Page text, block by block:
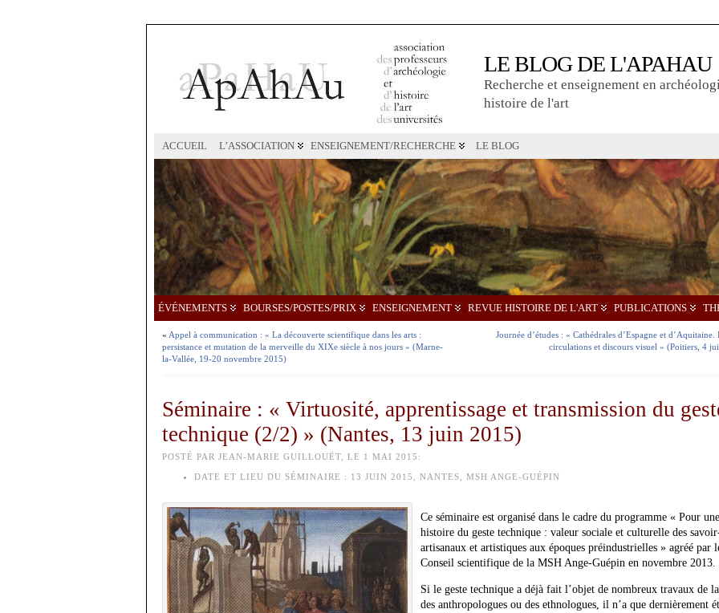
LE BLOG DE L'APAHAU
Recherche et enseignement en
histoire de l'art
ACCUEIL L’ASSOCIATION ENSEIGNEMENT/RECHERCHE LE BLOG
ÉVÉNEMENTS BOURSES/POSTES/PRIX ENSEIGNEMENT REVUE HISTOIRE DE L'ART PUBLICATIONS
« Appel à communication : « La découverte scientifique dans les arts :
persistance et mutation de la merveille du XIXe siècle à nos jours » (Marne-
la-Vallée, 19-20 novembre 2015)
Journée d’études : « Cathédrales d’Espagne et d’Aquitaine.
circulations et discours visuel » (Poitiers, 4
Séminaire : « Virtuosité, apprentissage et transmission du
technique (2/2) » (Nantes, 13 juin 2015)
POSTÉ PAR JEAN-MARIE GUILLOUËT, LE 1 MAI 2015:
DATE ET LIEU DU SÉMINAIRE : 13 JUIN 2015, NANTES, MSH ANGE-GUÉPIN
Ce séminaire est organisé dans le cadre du programme « Pour une
histoire du geste technique : valeur sociale et culturelle des
artisanaux et artistiques aux époques préindustrielles » agréé par
Conseil scientifique de la MSH Ange-Guépin en novembre 2013.
Si le geste technique a déjà fait l’objet de nombreux travaux de
des anthropologues ou des ethnologues, il n’a que dernièrement